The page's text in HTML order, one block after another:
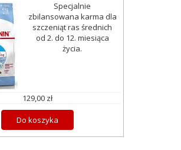
Specjalnie
zbilansowana karma dla
szczeniąt ras średnich
od 2. do 12. miesiąca
życia.
129,00 zł
Do koszyka